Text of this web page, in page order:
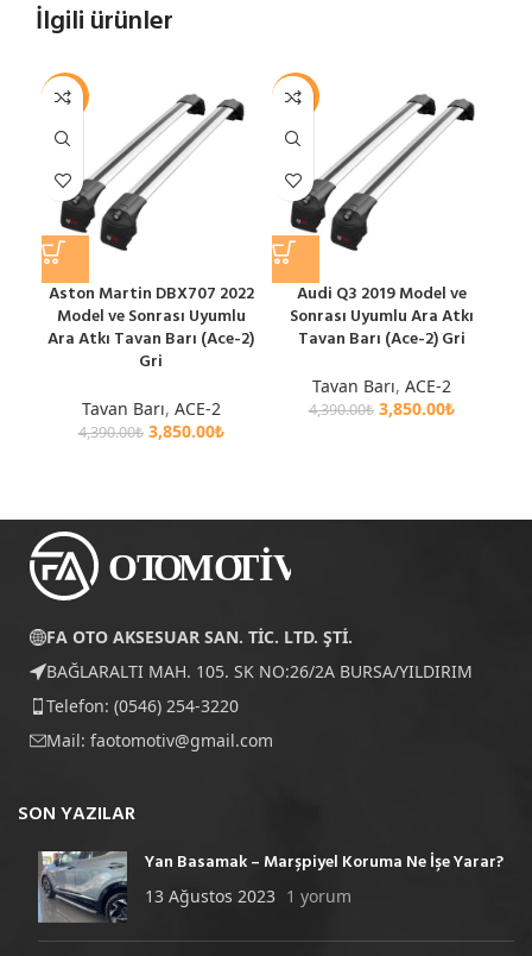
İlgili ürünler
-12%
Aston Martin DBX707 2022
Model ve Sonrası Uyumlu
Ara Atkı Tavan Barı (Ace-2)
Gri
Tavan Barı, ACE-2
4,390.00₺ 3,850.00₺
-12%
Audi Q3 2019 Model ve
Sonrası Uyumlu Ara Atkı
Tavan Barı (Ace-2) Gri
Tavan Barı, ACE-2
4,390.00₺ 3,850.00₺
FA OTO AKSESUAR SAN. TİC. LTD. ŞTİ.
BAĞLARALTI MAH. 105. SK NO:26/2A BURSA/YILDIRIM
Telefon: (0546) 254-3220
Mail: faotomotiv@gmail.com
SON YAZILAR
Yan Basamak – Marşpiyel Koruma Ne İşe Yarar?
13 Ağustos 2023 1 yorum